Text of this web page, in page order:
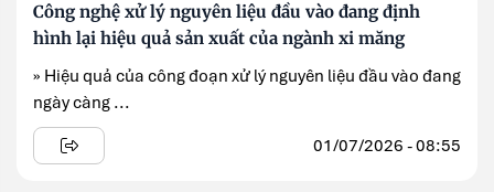
Công nghệ xử lý nguyên liệu đầu vào đang định
hình lại hiệu quả sản xuất của ngành xi măng
» Hiệu quả của công đoạn xử lý nguyên liệu đầu vào đang
ngày càng ...
01/07/2026 - 08:55